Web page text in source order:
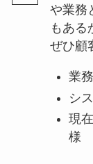
や業務
もある
ぜひ顧
業
シ
現
様